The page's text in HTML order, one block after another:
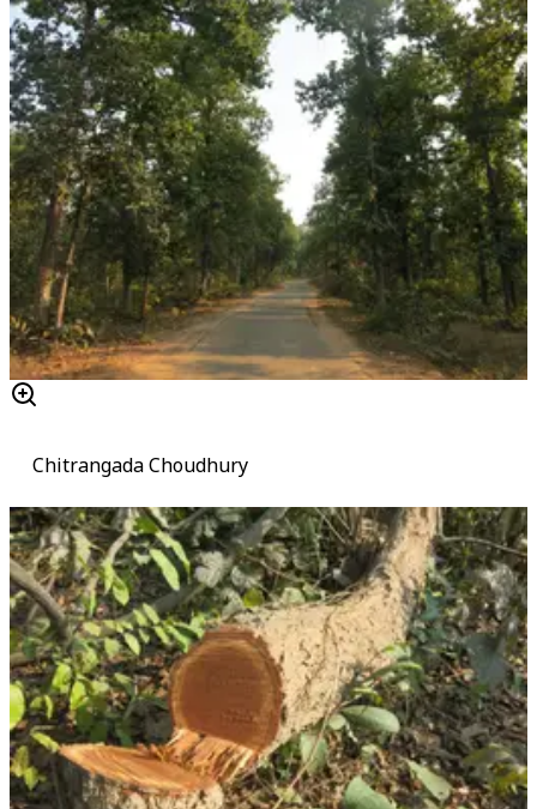
Chitrangada Choudhury